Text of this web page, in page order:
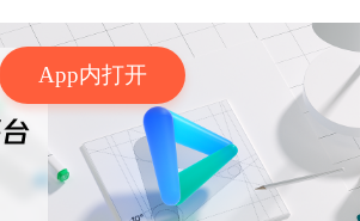
App内打开